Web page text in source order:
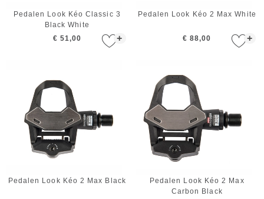
+
Pedalen Look Kéo Classic 3
Black White
€ 51,00
+
Pedalen Look Kéo 2 Max White
€ 88,00
Pedalen Look Kéo 2 Max Black
Pedalen Look Kéo 2 Max
Carbon Black